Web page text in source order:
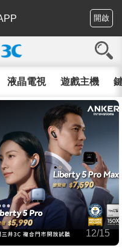
開啟
液晶電視 遊戲主機
12/15